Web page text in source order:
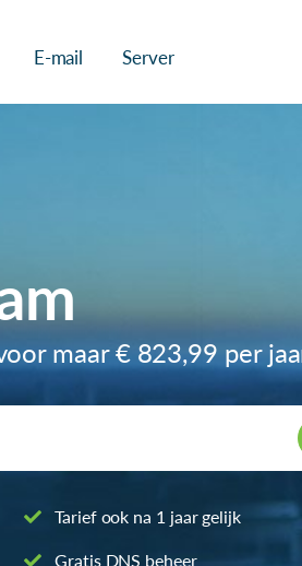
E-mail Server
maar€ 823,99 per
Tarief ook na 1 jaar gelijk
Gratis DNS beheer